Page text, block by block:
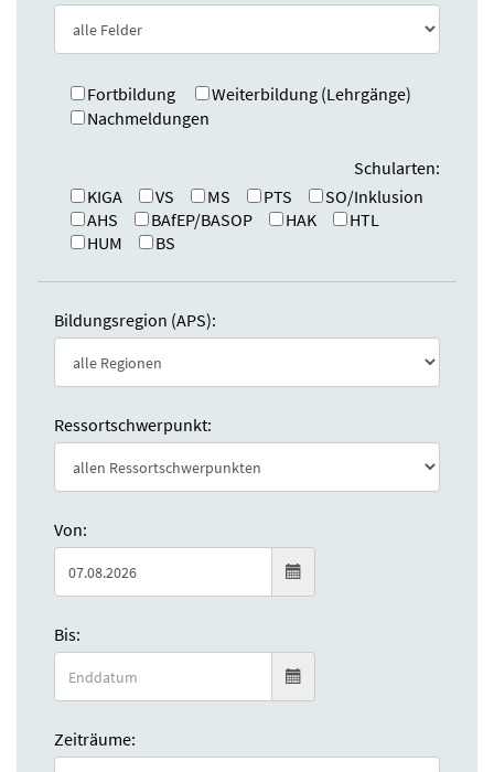
Fortbildung
Weiterbildung (Lehrgänge)
Nachmeldungen
Schularten:
KIGA
VS MS PTS
SO/Inklusion
AHS
BAfEP/BASOP HAK
HTL
HUM
BS
Bildungsregion (APS):
Ressortschwerpunkt:
Von:
Bis:
Zeiträume: